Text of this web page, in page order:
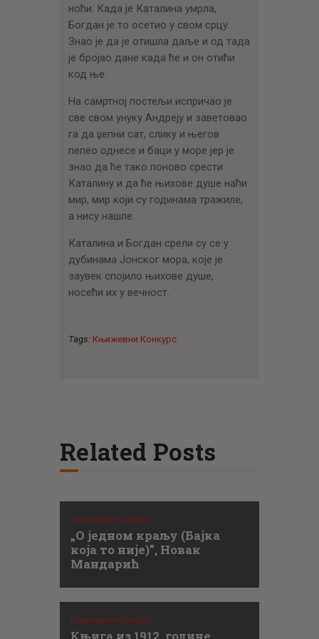
ноћи. Када је Каталина умрла,
Богдан је то осетио у свом срцу.
Знао је да је отишла даље и од тада
је бројао дане када ће и он отићи
код ње.
На самртној постељи испричао је
све свом унуку Андреју и заветовао
га да џепни сат, слику и његов
пепео однесе и баци у море јер је
знао да ће тако поново срести
Каталину и да ће њихове душе наћи
мир, мир који су годинама тражиле,
а нису нашле.
Каталина и Богдан срели су се у
дубинама Јонског мора, које је
заувек спојило њихове душе,
носећи их у вечност.
Tags: Књижевни Конкурс
Related Posts
Књижевни Конкурс
„O једном краљу (Бајка
која то није)”, Новак
Мандарић
Књижевни Конкурс